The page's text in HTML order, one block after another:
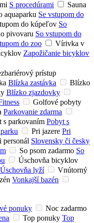
S procedúrami
Sauna
aquaparku Se vstupom do
do kúpeľov So
pivovaru So vstupom do
do zoo
Vírivka v
Zapožičanie bicyklov
prístup
Blízka zastávka
Blízko
Blízko zjazdovky
Golfové pobyty
Parkovanie zdarma
s parkovaním Pobyt s
Pri jazere Pri
personál Slovensky či česky
So psom zadarmo So
Úschovňa bicyklov
Úschovňa lyží
Vnútorný
Vonkajší bazén
ponuky
Noc zadarmo
Top ponuky Top